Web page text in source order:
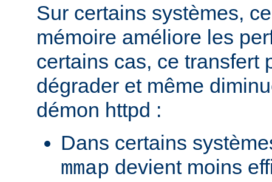
Sur certains systèmes,
mémoire améliore les
certains cas, ce transfert
dégrader et même
démon httpd :
Dans certains
mmap devient moins